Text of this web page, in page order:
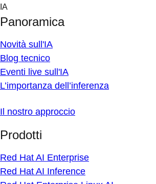
Skip
content
IA
Panoramica
Novità sull'IA
Blog tecnico
Eventi live sull'IA
L’importanza dell’inferenza
Il nostro approccio
Prodotti
Red Hat AI Enterprise
Red Hat AI Inference